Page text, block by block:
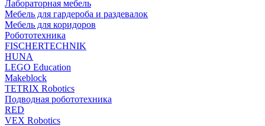
Лабораторная мебель
Мебель для гардероба и раздевалок
Мебель для коридоров
Робототехника
FISCHERTECHNIK
HUNA
LEGO Education
Makeblock
TETRIX Robotics
Подводная робототехника
RED
VEX Robotics